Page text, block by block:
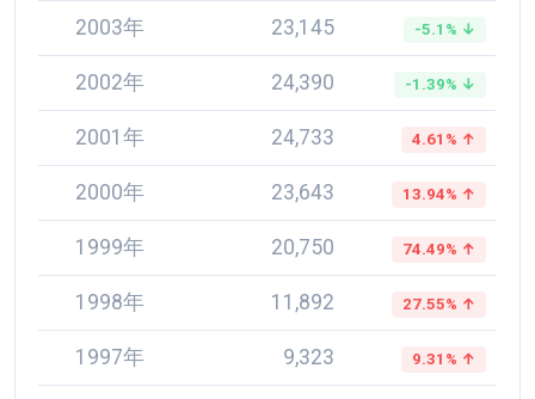
2003年 23,145 -5.1% ↓
2002年 24,390 -1.39% ↓
2001年 24,733 4.61% ↑
2000年 23,643 13.94% ↑
1999年 20,750 74.49% ↑
1998年 11,892 27.55% ↑
1997年 9,323 9.31% ↑